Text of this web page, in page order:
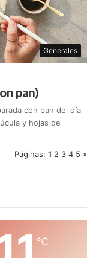
Generales
pan)
con pan del día
y hojas de
Páginas: 1 2 3 4 5 »
℃